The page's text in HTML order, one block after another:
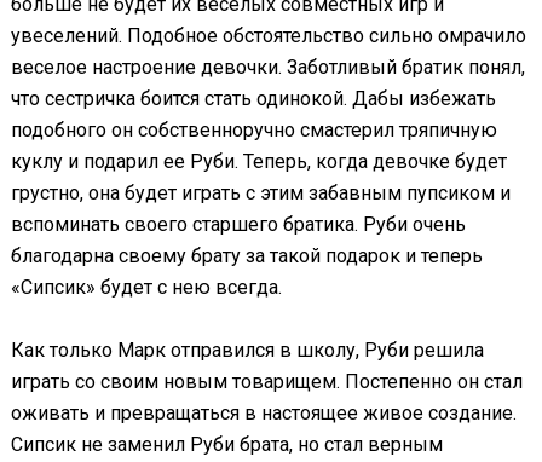
больше не будет их веселых совместных игр и
увеселений. Подобное обстоятельство сильно омрачило
веселое настроение девочки. Заботливый братик понял,
что сестричка боится стать одинокой. Дабы избежать
подобного он собственноручно смастерил тряпичную
куклу и подарил ее Руби. Теперь, когда девочке будет
грустно, она будет играть с этим забавным пупсиком и
вспоминать своего старшего братика. Руби очень
благодарна своему брату за такой подарок и теперь
«Сипсик» будет с нею всегда.
Как только Марк отправился в школу, Руби решила
играть со своим новым товарищем. Постепенно он стал
оживать и превращаться в настоящее живое создание.
Сипсик не заменил Руби брата, но стал верным